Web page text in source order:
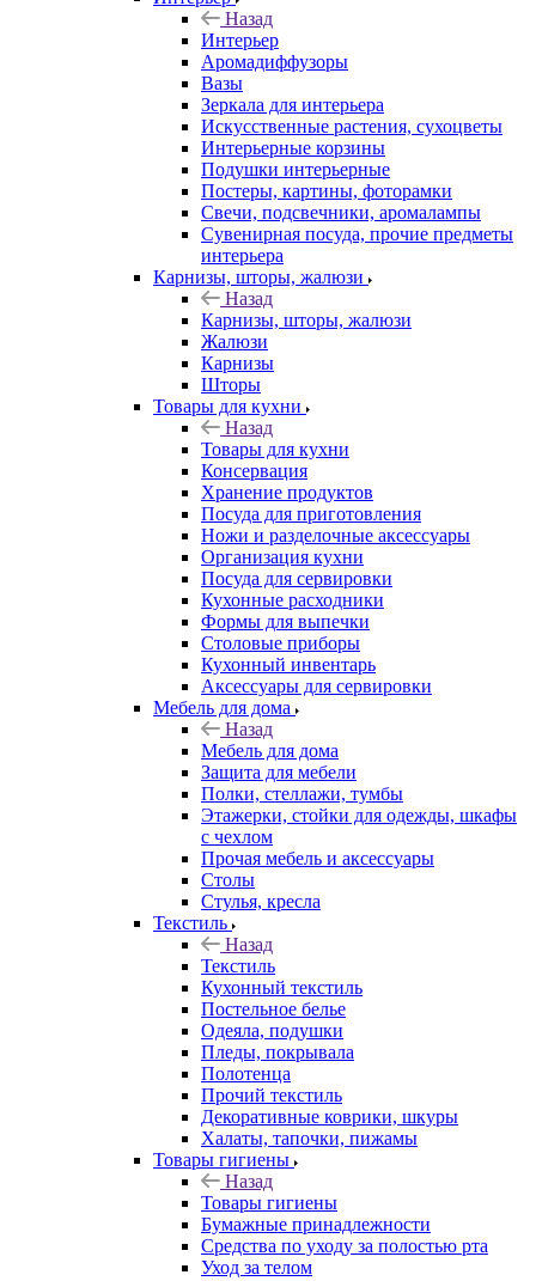
Назад
Интерьер
Аромадиффузоры
Вазы
Зеркала для интерьера
Искусственные растения, сухоцветы
Интерьерные корзины
Подушки интерьерные
Постеры, картины, фоторамки
Свечи, подсвечники, аромалампы
Сувенирная посуда, прочие предметы
интерьера
Карнизы, шторы, жалюзи
Назад
Карнизы, шторы, жалюзи
Жалюзи
Карнизы
Шторы
Товары для кухни
Назад
Товары для кухни
Консервация
Хранение продуктов
Посуда для приготовления
Ножи и разделочные аксессуары
Организация кухни
Посуда для сервировки
Кухонные расходники
Формы для выпечки
Столовые приборы
Кухонный инвентарь
Аксессуары для сервировки
Мебель для дома
Назад
Мебель для дома
Защита для мебели
Полки, стеллажи, тумбы
Этажерки, стойки для одежды, шкафы
с чехлом
Прочая мебель и аксессуары
Столы
Стулья, кресла
Текстиль
Назад
Текстиль
Кухонный текстиль
Постельное белье
Одеяла, подушки
Пледы, покрывала
Полотенца
Прочий текстиль
Декоративные коврики, шкуры
Халаты, тапочки, пижамы
Товары гигиены
Назад
Товары гигиены
Бумажные принадлежности
Средства по уходу за полостью рта
Уход за телом